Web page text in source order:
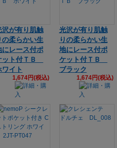
沢が有り肌触
の柔らかい生
にレース付ポ
ット付ＴＢ
ワイト
1,674円(税込)
光沢が有り肌触
りの柔らかい生
地にレース付ポ
ケット付ＴＢ
ブラック
1,674円(税込)